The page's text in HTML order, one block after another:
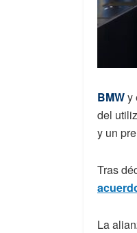
BMWy
del
y un
Tras
La